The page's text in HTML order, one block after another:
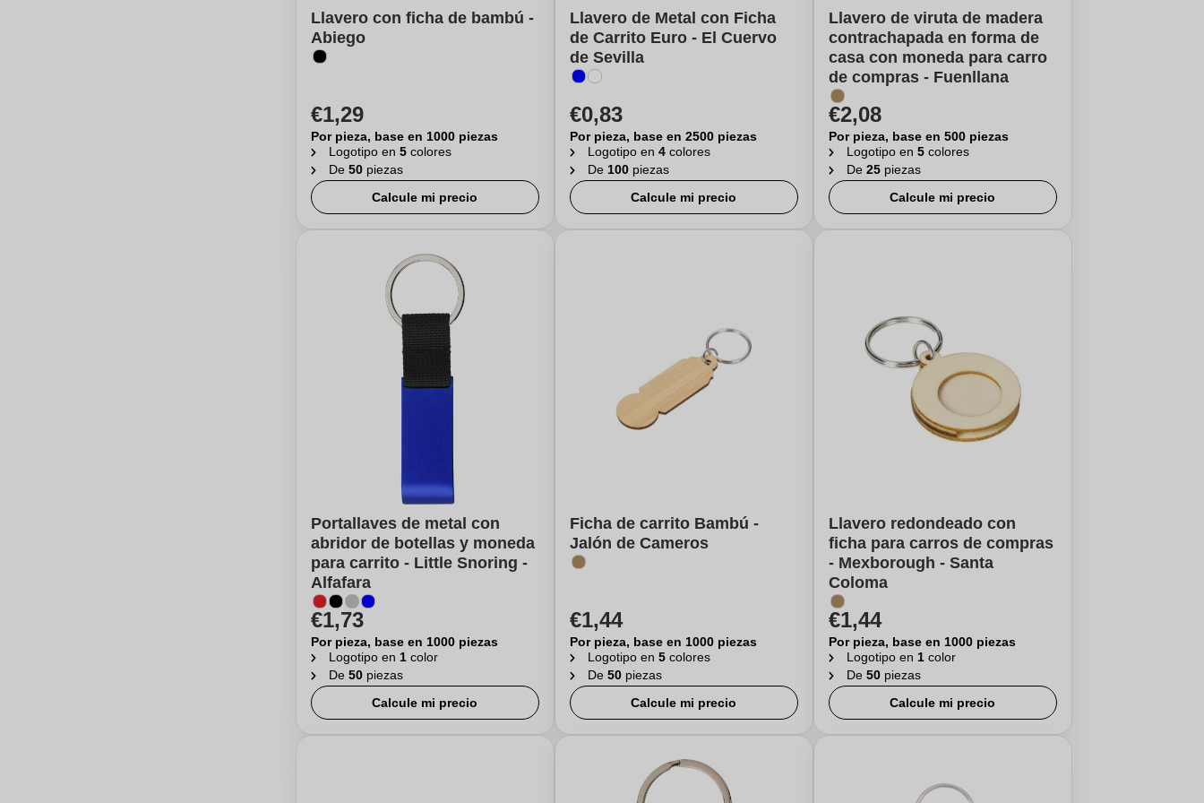
Llavero con ficha de bambú -
Abiego
€1,29
Por pieza, base en 1000 piezas
Logotipo en 5 colores
De 50 piezas
Calcule mi precio
Llavero de Metal con Ficha
de Carrito Euro - El Cuervo
de Sevilla
€0,83
Por pieza, base en 2500 piezas
Logotipo en 4 colores
De 100 piezas
Calcule mi precio
Llavero de viruta de madera
contrachapada en forma de
casa con moneda para carro
de compras - Fuenllana
€2,08
Por pieza, base en 500 piezas
Logotipo en 5 colores
De 25 piezas
Calcule mi precio
Portallaves de metal con
abridor de botellas y moneda
para carrito - Little Snoring -
Alfafara
€1,73
Por pieza, base en 1000 piezas
Logotipo en 1 color
De 50 piezas
Calcule mi precio
Ficha de carrito Bambú -
Jalón de Cameros
€1,44
Por pieza, base en 1000 piezas
Logotipo en 5 colores
De 50 piezas
Calcule mi precio
Llavero redondeado con
ficha para carros de compras
- Mexborough - Santa
Coloma
€1,44
Por pieza, base en 1000 piezas
Logotipo en 1 color
De 50 piezas
Calcule mi precio